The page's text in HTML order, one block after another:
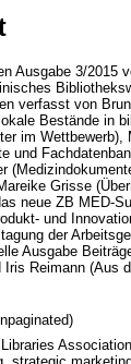
Ausgabe 3/2015
verfasst von
Bestände in
im
und
Grisse
neue ZB MED-
und
der
Ausgabe
Iris Reimann (Aus